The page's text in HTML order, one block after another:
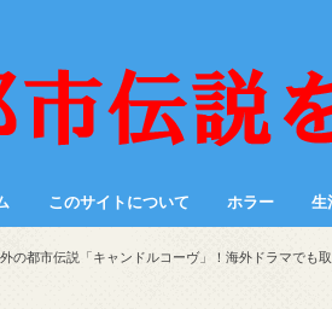
このサイトについて ホラー 生
の都市伝説「キャンドルコーヴ」！海外ドラマでも